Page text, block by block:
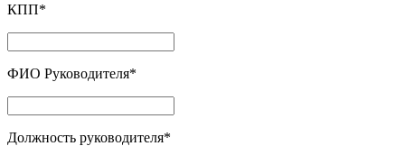
КПП*
ФИО Руководителя*
Должность руководителя*